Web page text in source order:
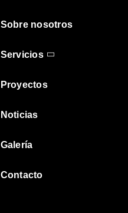
Sobre nosotros
Servicios
Proyectos
Noticias
Galería
Contacto